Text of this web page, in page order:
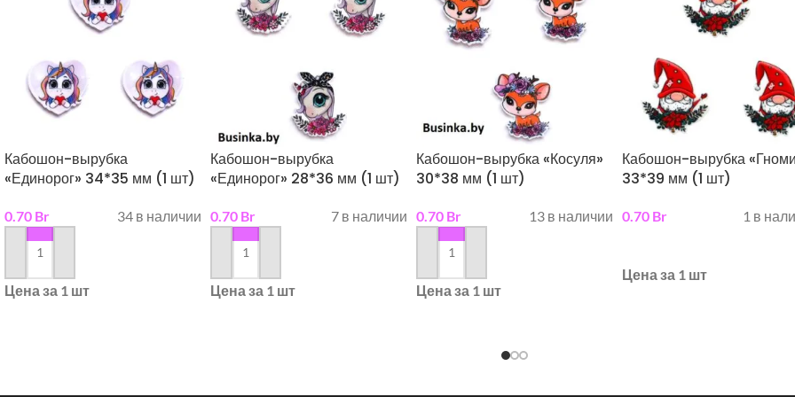
Кабошон-вырубка
«Единорог» 34*35 мм (1 шт)
0.70 Br 34 в наличии
в корзину
Цена за 1 шт
Кабошон-вырубка
«Единорог» 28*36 мм (1 шт)
0.70 Br 7 в наличии
в корзину
Цена за 1 шт
Кабошон-вырубка «Косуля»
30*38 мм (1 шт)
0.70 Br 13 в наличии
в корзину
Цена за 1 шт
Кабошон-вырубка
33*39 мм (1 шт)
0.70 Br 1 в
Цена за 1 шт